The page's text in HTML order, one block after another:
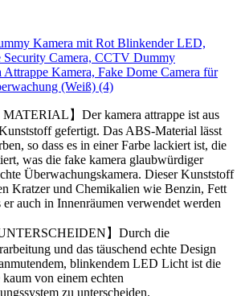
Kamera mit Rot Blinkender LED,
Security Camera, CCTV Dummy
Attrappe Kamera, Fake Dome Camera für
(Weiß) (4)
MATERIAL】Der kamera attrappe ist aus
gefertigt. Das ABS-Material lässt
so dass es in einer Farbe lackiert ist, die
was die fake kamera glaubwürdiger
Überwachungskamera. Dieser Kunststoff
Kratzer und Chemikalien wie Benzin, Fett
er auch in Innenräumen verwendet werden
】Durch die
und das täuschend echte Design
blinkendem LED Licht ist die
kaum von einem echten
zu unterscheiden.